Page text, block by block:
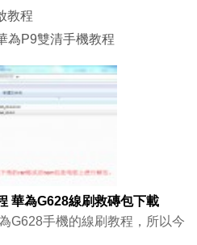
教程
為P9雙清手機教程
華為G628線刷救磚包下載
G628手機的線刷教程，所以今